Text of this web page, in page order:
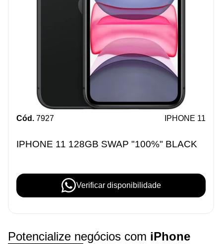
Cód. 7927 IPHONE 11
IPHONE 11 128GB SWAP "100%" BLACK
Verificar disponibilidade
Potencialize negócios com iPhone